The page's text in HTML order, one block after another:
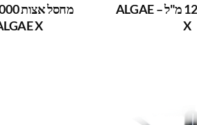
מחסל אצות 120 מ"ל – ALGAE
X
X